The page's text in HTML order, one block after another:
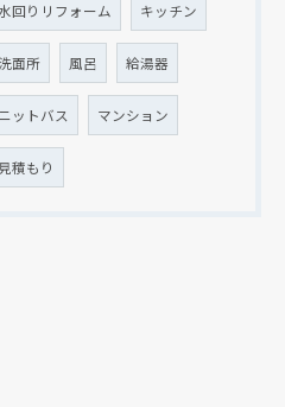
回りリフォーム キッチン
洗面所 風呂 給湯器
ットバス マンション
見積もり